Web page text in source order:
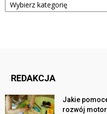
REDAKCJA
Jakie
rozwój